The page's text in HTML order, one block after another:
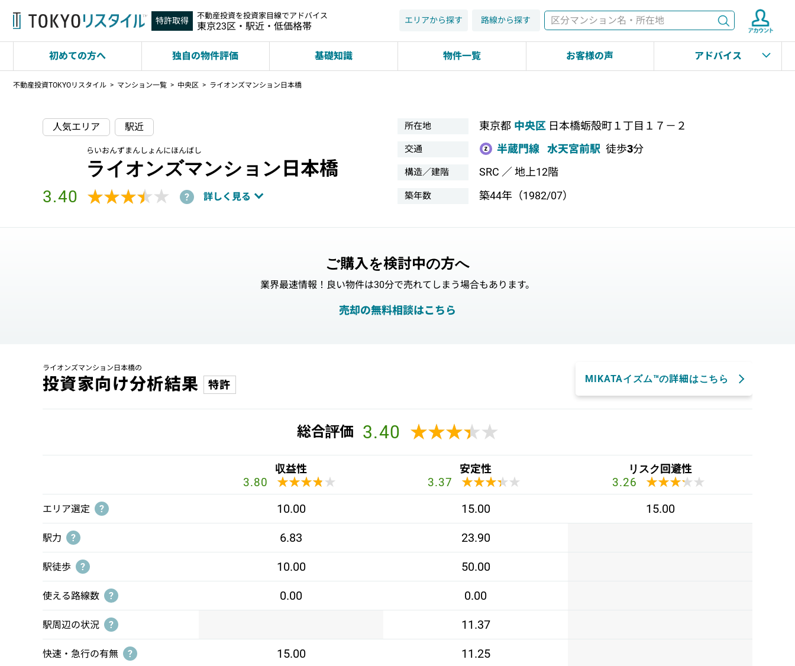
特許取得 不動産投資を投資家目線でアドバイス
東京23区・駅近・低価格帯
検索
エリアから探す 路線から探す
初めての方へ 独自の物件評価 基礎知識 物件一覧 お客様の声 アドバイス
不動産投資TOKYOリスタイル マンション一覧 中央区 ライオンズマンション日本橋
人気エリア 駅近
らいおんずまんしょんにほんばし
ライオンズマンション日本橋
3.40 ★★★★★
★★★★★ ? 詳しく見る
所在地 東京都 中央区 日本橋蛎殻町１丁目１７－２
交通 半蔵門線 水天宮前駅 徒歩3分
構造／建階 SRC ／ 地上12階
築年数 築44年（1982/07）
ご購入を検討中の方へ
業界最速情報！良い物件は30分で売れてしまう場合もあります。
売却の無料相談はこちら
ライオンズマンション日本橋の
投資家向け分析結果 特許 MIKATAイズム™の詳細はこちら
総合評価 3.40 ★★★★★
★★★★★
収益性
3.80 ★★★★★
★★★★★
安定性
3.37 ★★★★★
★★★★★
リスク回避性
3.26 ★★★★★
★★★★★
エリア選定 ? 10.00 15.00 15.00
駅力 ? 6.83 23.90
駅徒歩 ? 10.00 50.00
使える路線数 ? 0.00 0.00
駅周辺の状況 ? 11.37
快速・急行の有無 ? 15.00 11.25